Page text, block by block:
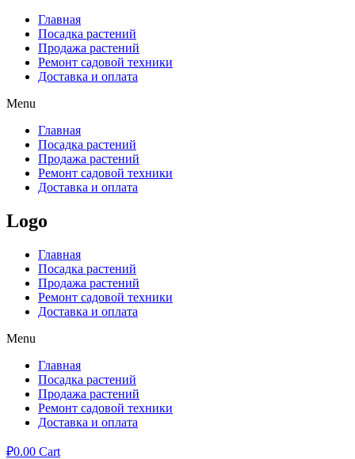
Главная
Посадка растений
Продажа растений
Ремонт садовой техники
Доставка и оплата
Menu
Главная
Посадка растений
Продажа растений
Ремонт садовой техники
Доставка и оплата
Logo
Главная
Посадка растений
Продажа растений
Ремонт садовой техники
Доставка и оплата
Menu
Главная
Посадка растений
Продажа растений
Ремонт садовой техники
Доставка и оплата
₽0.00 Cart